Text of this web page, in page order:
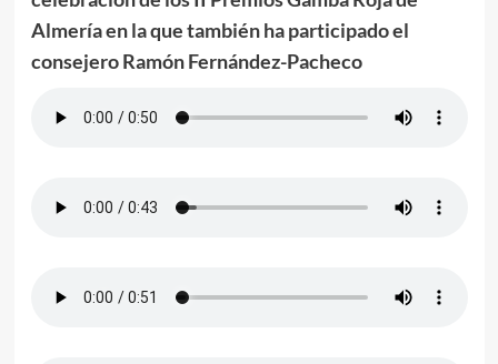
Almería en la que también ha participado el
consejero Ramón Fernández-Pacheco